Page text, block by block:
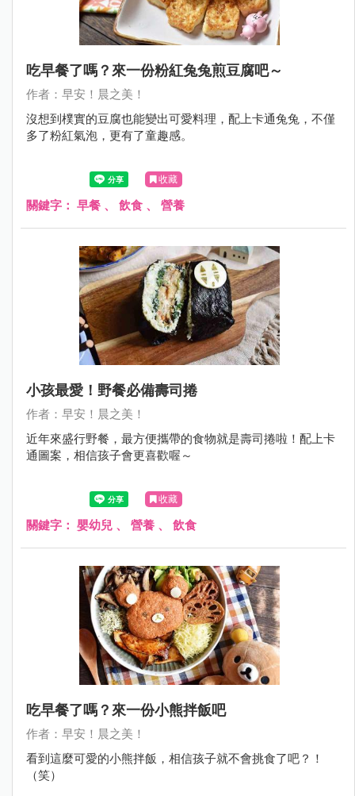
吃早餐了嗎？來一份粉紅兔兔煎豆腐吧～
作者：早安！晨之美！
沒想到樸實的豆腐也能變出可愛料理，配上卡通兔兔，不僅
多了粉紅氣泡，更有了童趣感。
收藏
關鍵字： 早餐 、 飲食 、 營養
小孩最愛！野餐必備壽司捲
作者：早安！晨之美！
近年來盛行野餐，最方便攜帶的食物就是壽司捲啦！配上卡
通圖案，相信孩子會更喜歡喔～
收藏
關鍵字： 嬰幼兒 、 營養 、 飲食
吃早餐了嗎？來一份小熊拌飯吧
作者：早安！晨之美！
看到這麼可愛的小熊拌飯，相信孩子就不會挑食了吧？！
（笑）